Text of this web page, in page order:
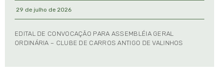
29 de julho de 2026
EDITAL DE CONVOCAÇÃO PARA ASSEMBLÉIA GERAL
ORDINÁRIA – CLUBE DE CARROS ANTIGO DE VALINHOS